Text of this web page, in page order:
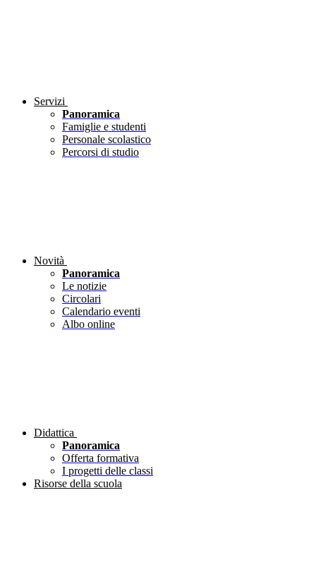
Servizi
Panoramica
Famiglie e studenti
Personale scolastico
Percorsi di studio
Novità
Panoramica
Le notizie
Circolari
Calendario eventi
Albo online
Didattica
Panoramica
Offerta formativa
I progetti delle classi
Risorse della scuola